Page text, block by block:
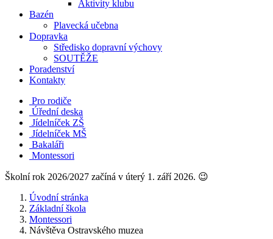
Aktivity klubu
Bazén
Plavecká učebna
Dopravka
Středisko dopravní výchovy
SOUTĚŽE
Poradenství
Kontakty
Pro rodiče
Úřední deska
Jídelníček ZŠ
Jídelníček MŠ
Bakaláři
Montessori
Školní rok 2026/2027 začíná v úterý 1. září 2026. 😉
Úvodní stránka
Základní škola
Montessori
Návštěva Ostravského muzea